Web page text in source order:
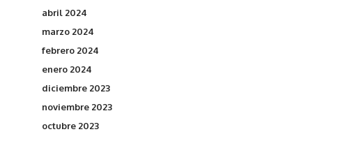
abril 2024
marzo 2024
febrero 2024
enero 2024
diciembre 2023
noviembre 2023
octubre 2023